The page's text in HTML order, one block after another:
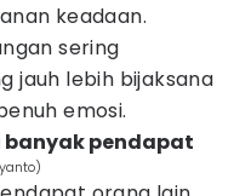
keadaan.
sering
jauh lebih bijaksana
emosi.
banyak pendapat